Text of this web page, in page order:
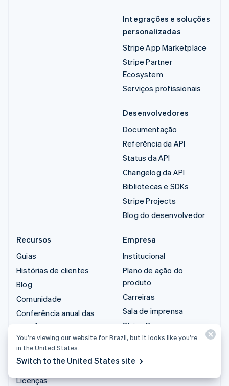
Integrações e soluções
personalizadas
Stripe App Marketplace
Stripe Partner
Ecosystem
Serviços profissionais
Desenvolvedores
Documentação
Referência da API
Status da API
Changelog da API
Bibliotecas e SDKs
Stripe Projects
Blog do desenvolvedor
Recursos
Guias
Histórias de clientes
Blog
Comunidade
Conferência anual das
sessões
Privacidade e termos
Atividades proibidas e
restritas
Licenças
Empresa
Institucional
Plano de ação do
produto
Carreiras
Sala de imprensa
Stripe Press
Fale com a equipe de
You’re viewing our website for Brazil, but it looks like you’re
in the United States.
Switch to the United States site